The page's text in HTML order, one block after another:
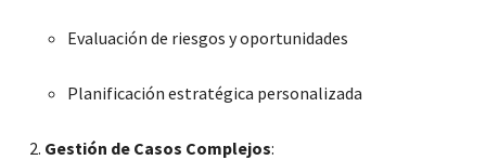
Evaluación de riesgos y oportunidades
Planificación estratégica personalizada
Gestión de Casos Complejos: